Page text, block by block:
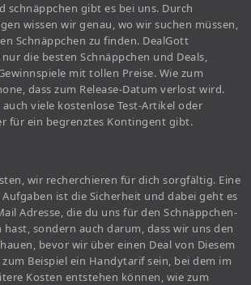
schnäppchen gibt es bei uns. Durch
wissen wir genau, wo wir suchen müssen,
Schnäppchen zu finden. DealGott
die besten Schnäppchen und Deals,
mit tollen Preise. Wie zum
dass zum Release-Datum verlost wird.
viele kostenlose Test-Artikel oder
für ein begrenztes Kontingent gibt.
wir recherchieren für dich sorgfältig. Eine
ist die Sicherheit und dabei geht es
Adresse, die du uns für den Schnäppchen-
sondern auch darum, dass wir uns den
bevor wir über einen Deal von Diesem
Beispiel ein Handytarif sein, bei dem im
Kosten entstehen können, wie zum